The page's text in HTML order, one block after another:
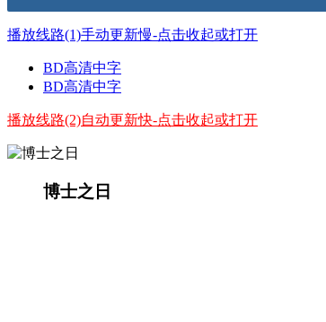
播放线路(1)手动更新慢-点击收起或打开
BD高清中字
BD高清中字
播放线路(2)自动更新快-点击收起或打开
博士之日